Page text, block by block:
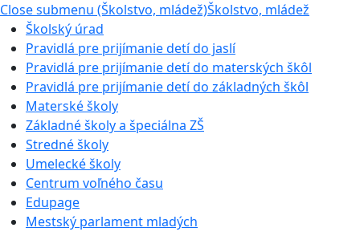
Close submenu (Školstvo, mládež)Školstvo, mládež
Školský úrad
Pravidlá pre prijímanie detí do jaslí
Pravidlá pre prijímanie detí do materských škôl
Pravidlá pre prijímanie detí do základných škôl
Materské školy
Základné školy a špeciálna ZŠ
Stredné školy
Umelecké školy
Centrum voľného času
Edupage
Mestský parlament mladých